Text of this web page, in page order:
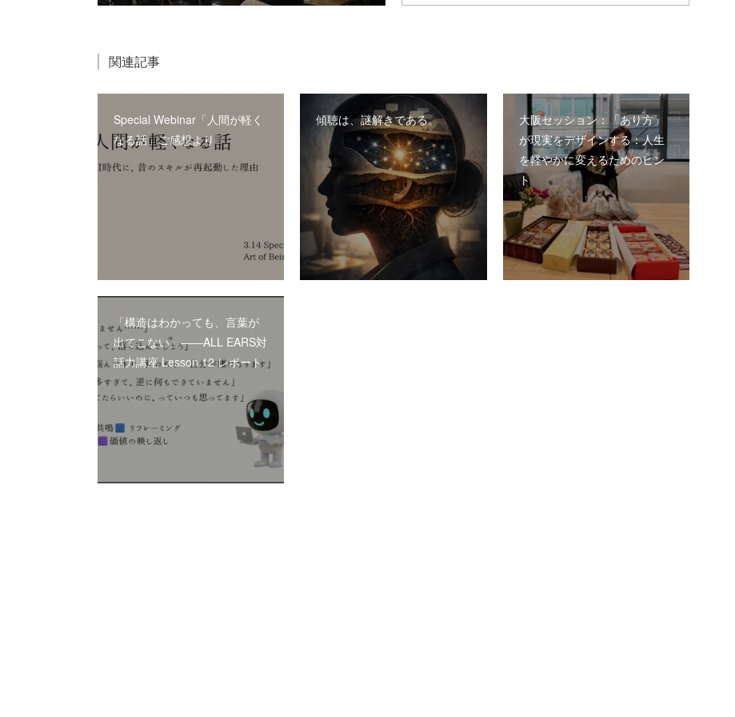
関連記事
Special Webinar「人間が軽く
なる話」ご感想より
傾聴は、謎解きである。
大阪セッション：「あり方」
が現実をデザインする：人生
を軽やかに変えるためのヒン
ト
「構造はわかっても、言葉が
出てこない」――ALL EARS対
話力講座 Lesson 12 レポート